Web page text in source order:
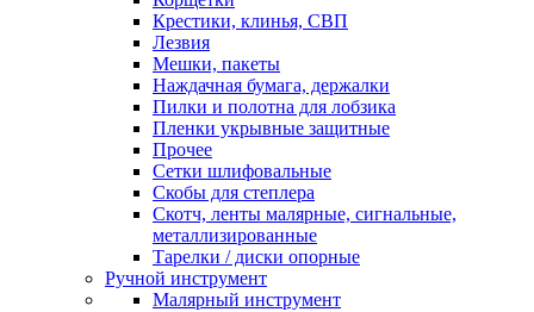
Крестики, клинья, СВП
Лезвия
Мешки, пакеты
Наждачная бумага, держалки
Пилки и полотна для лобзика
Пленки укрывные защитные
Прочее
Сетки шлифовальные
Скобы для степлера
Скотч, ленты малярные, сигнальные,
металлизированные
Тарелки / диски опорные
Ручной инструмент
Малярный инструмент